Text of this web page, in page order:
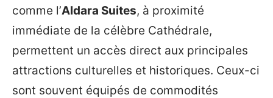
comme l’Aldara Suites, à proximité
immédiate de la célèbre Cathédrale,
permettent un accès direct aux principales
attractions culturelles et historiques. Ceux-ci
sont souvent équipés de commodités